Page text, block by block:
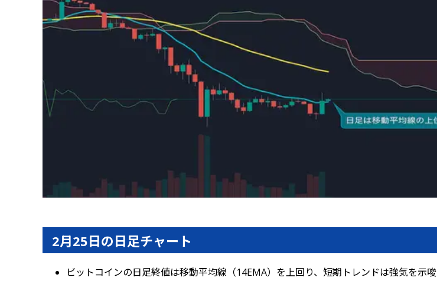
2月25日の日足チャート
ビットコインの日足終値は移動平均線（14EMA）を上回り、短期トレンドは強気を示